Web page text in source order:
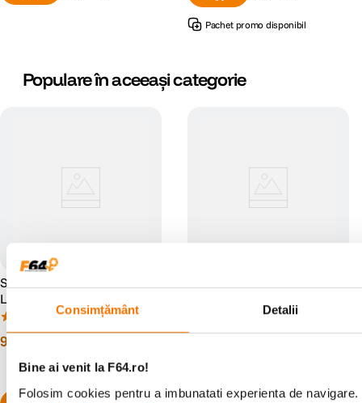
Consimțământ Detalii
Bine ai venit la F64.ro!
Folosim cookies pentru a imbunatati experienta de
Pachet promo disponibil
Populare în aceeași categorie
Saramonic SR-ULM10
Lavaliera USB pentru
PC/Mac
(3)
99
Cablu Lightning
(1)